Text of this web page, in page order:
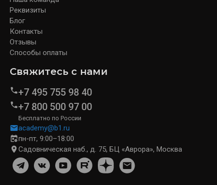
Реквизиты
Блог
Контакты
Отзывы
Способы оплаты
Свяжитесь с нами
+7 495 755 98 40
+7 800 500 97 00
Бесплатно по России
academy@b1.ru
пн-пт, 9:00–18:00
Садовническая наб., д. 75, БЦ «Аврора», Москва